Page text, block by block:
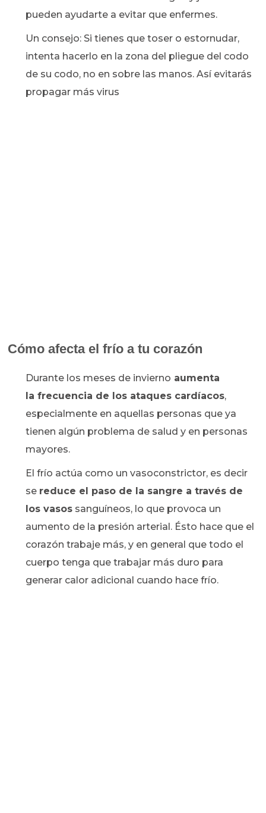
pueden ayudarte a evitar que enfermes.
Un consejo: Si tienes que toser o estornudar,
intenta hacerlo en la zona del pliegue del codo
de su codo, no en sobre las manos. Así evitarás
propagar más virus
Cómo afecta el frío a tu corazón
Durante los meses de invierno aumenta
la frecuencia de los ataques cardíacos,
especialmente en aquellas personas que ya
tienen algún problema de salud y en personas
mayores.
El frío actúa como un vasoconstrictor, es decir
se reduce el paso de la sangre a través de
los vasos sanguíneos, lo que provoca un
aumento de la presión arterial. Ésto hace que el
corazón trabaje más, y en general que todo el
cuerpo tenga que trabajar más duro para
generar calor adicional cuando hace frío.